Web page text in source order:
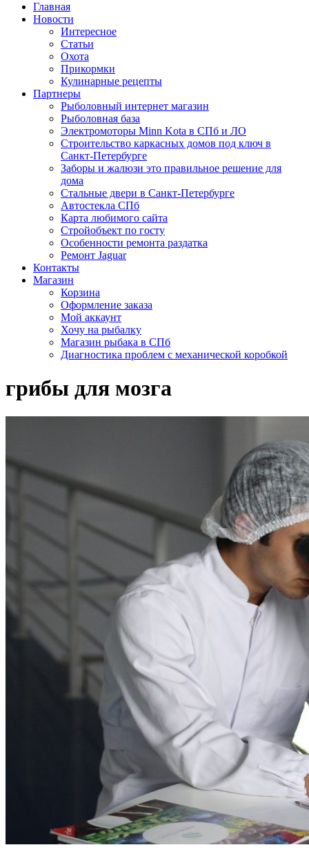
Главная
Новости
Интересное
Статьи
Охота
Прикормки
Кулинарные рецепты
Партнеры
Рыболовный интернет магазин
Рыболовная база
Электромоторы Minn Kota в СПб и ЛО
Строительство каркасных домов под ключ в
Санкт-Петербурге
Заборы и жалюзи это правильное решение для
дома
Стальные двери в Санкт-Петербурге
Автостекла СПб
Карта любимого сайта
Стройобъект по госту
Особенности ремонта раздатка
Ремонт Jaguar
Контакты
Магазин
Корзина
Оформление заказа
Мой аккаунт
Хочу на рыбалку
Магазин рыбака в СПб
Диагностика проблем с механической коробкой
грибы для мозга